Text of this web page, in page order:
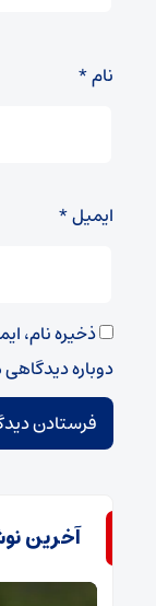
نام*
ایمیل*
ذخیره نام،
دوباره
آخرین